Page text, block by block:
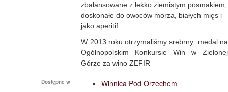
zbalansowane z lekko ziemistym posmakiem,
doskonałe do owoców morza, białych mięs i
jako aperitif.
W 2013 roku otrzymaliśmy srebrny medal na
Ogólnopolskim Konkursie Win w Zielonej
Górze za wino ZEFIR
Dostępne w Winnica Pod Orzechem